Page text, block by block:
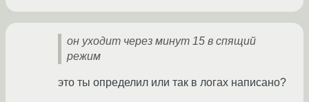
он уходит через минут 15 в спящий
режим
это ты определил или так в логах написано?